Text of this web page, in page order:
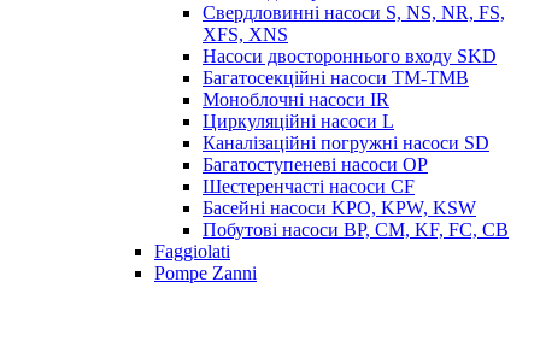
Свердловинні насоси S, NS, NR, FS,
XFS, XNS
Насоси двостороннього входу SKD
Багатосекційні насоси TM-TMB
Моноблочні насоси IR
Циркуляційні насоси L
Каналізаційні погружні насоси SD
Багатоступеневі насоси OP
Шестеренчасті насоси CF
Басейні насоси KPO, KPW, KSW
Побутові насоси BP, CM, KF, FC, CB
Faggiolati
Pompe Zanni